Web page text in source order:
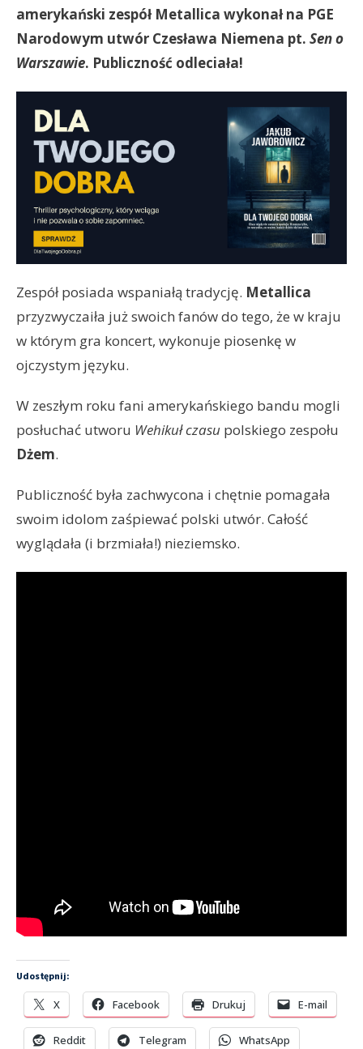
amerykański zespół Metallica wykonał na PGE
Narodowym utwór Czesława Niemena pt. Sen o
Warszawie. Publiczność odleciała!
Zespół posiada wspaniałą tradycję. Metallica
przyzwyczaiła już swoich fanów do tego, że w kraju
w którym gra koncert, wykonuje piosenkę w
ojczystym języku.
W zeszłym roku fani amerykańskiego bandu mogli
posłuchać utworu Wehikuł czasu polskiego zespołu
Dżem.
Publiczność była zachwycona i chętnie pomagała
swoim idolom zaśpiewać polski utwór. Całość
wyglądała (i brzmiała!) nieziemsko.
Udostępnij:
X Facebook Drukuj E-mail
Reddit Telegram WhatsApp